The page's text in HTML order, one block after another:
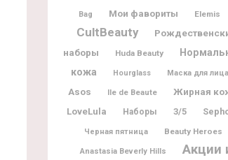
Bag Мои фавориты Elemis
CultBeauty
наборы
Huda Beauty
кожа
Hourglass Маска для лица
Asos Ile de Beaute Жирная
LoveLula Наборы 3/5
Черная пятница Beauty Heroes
Anastasia Beverly Hills
Акции